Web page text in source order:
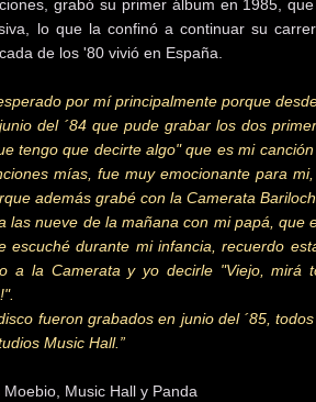
grabó su primer álbum en 1985,
lo que la confinó a continuar su
de los '80 vivió en España.
por mí principalmente porque
del ´84 que pude grabar los dos
tengo que decirte algo" que es mi
mías, fue muy emocionante para
además grabé con la Camerata
las nueve de la mañana con mi papá, que
escuché durante mi infancia, recuerdo
a la Camerata y yo decirle "Viejo, mirá
fueron grabados en junio del ´85,
Music Hall.”
Music Hall y Panda